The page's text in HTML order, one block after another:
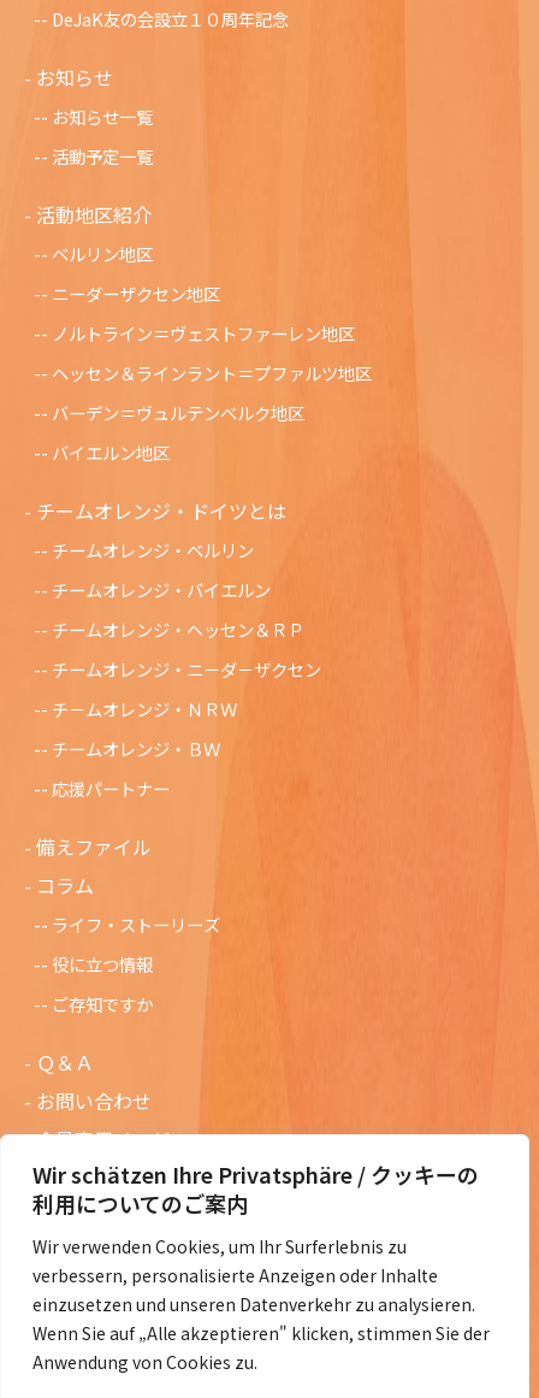
Wir schätzen Ihre Privatsphäre / クッキーの
利用についてのご案内
Wir verwenden Cookies, um Ihr Surferlebnis zu
verbessern, personalisierte Anzeigen oder Inhalte
einzusetzen und unseren Datenverkehr zu analysieren.
Wenn Sie auf „Alle akzeptieren" klicken, stimmen Sie der
Anwendung von Cookies zu.
DeJaK友の会設立１０周年記念
お知らせ
お知らせ一覧
活動予定一覧
活動地区紹介
ベルリン地区
ニーダーザクセン地区
ノルトライン＝ヴェストファーレン地区
ヘッセン＆ラインラント＝プファルツ地区
バーデン＝ヴュルテンベルク地区
バイエルン地区
チームオレンジ・ドイツとは
チームオレンジ・ベルリン
チームオレンジ・バイエルン
チームオレンジ・ヘッセン＆ＲＰ
チームオレンジ・ニ－ダ－ザクセン
チ－ムオレンジ・ＮＲＷ
チームオレンジ・ＢＷ
応援パートナー
備えファイル
コラム
ライフ・ストーリーズ
役に立つ情報
ご存知ですか
Ｑ＆Ａ
お問い合わせ
会員専用ページ
ニュースレターバックナンバー
過去の講演資料
総会議事録
定款・会費規定など
コラムの紹介